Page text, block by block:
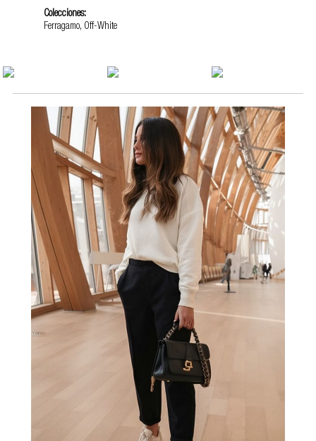
Colecciones:
Ferragamo, Off-White